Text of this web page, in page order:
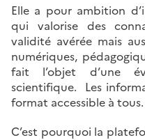
Elle a pour ambition
qui valorise des
validité avérée mais
numériques,
fait l’objet d’une
scientifique. Les
format accessible à tous.
C’est pourquoi la